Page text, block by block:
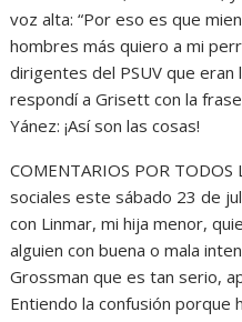
voz alta: “Por eso es que
hombres más quiero a mi
dirigentes del PSUV que eran
respondí a Grisett con la
Yánez: ¡Así son las cosas!
COMENTARIOS POR
sociales este sábado 23 de
con Linmar, mi hija menor,
alguien con buena o mala
Grossman que es tan serio,
Entiendo la confusión porque